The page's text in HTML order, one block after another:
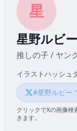
星
星野ルビー
推しの子 / ヤン
イラストハッシュ
#星野ルビー
クリックでXの画像
きます。